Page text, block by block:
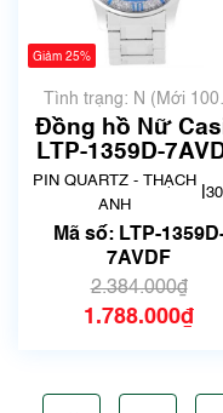
Giảm 25%
Tình trạng: N (Mới
chưa qua sử dụng)
Đồng hồ Nữ
LTP-1359D-
PIN QUARTZ - THẠCH
ANH
Mã số: LTP-
7AVDF
2.384.000₫
1.788.000₫